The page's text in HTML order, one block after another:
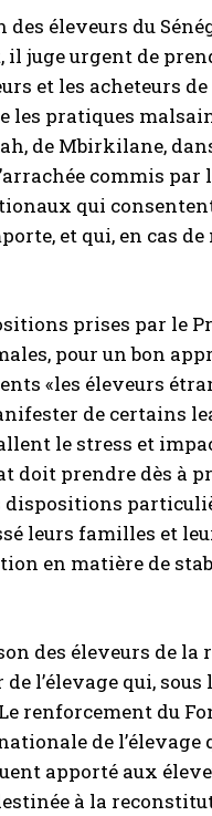
éleveurs du
juge urgent de
et les acheteurs
les pratiques
de Mbirkilane,
commis
qui
et qui, en cas
prises par le
pour un bon
«les éleveurs
de certains
le stress et
doit prendre dès à
dispositions
leurs familles et
en matière de
des éleveurs de
l’élevage qui,
renforcement du
de
apporté aux
à la